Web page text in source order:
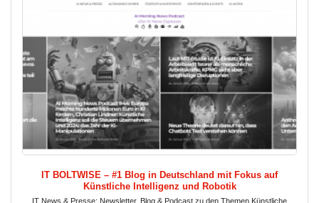
IT BOLTWISE – #1 Blog in Deutschland mit Fokus auf
Künstliche Intelligenz und Robotik
IT News & Presse: Newsletter, Blog & Podcast zu den Themen Künstliche